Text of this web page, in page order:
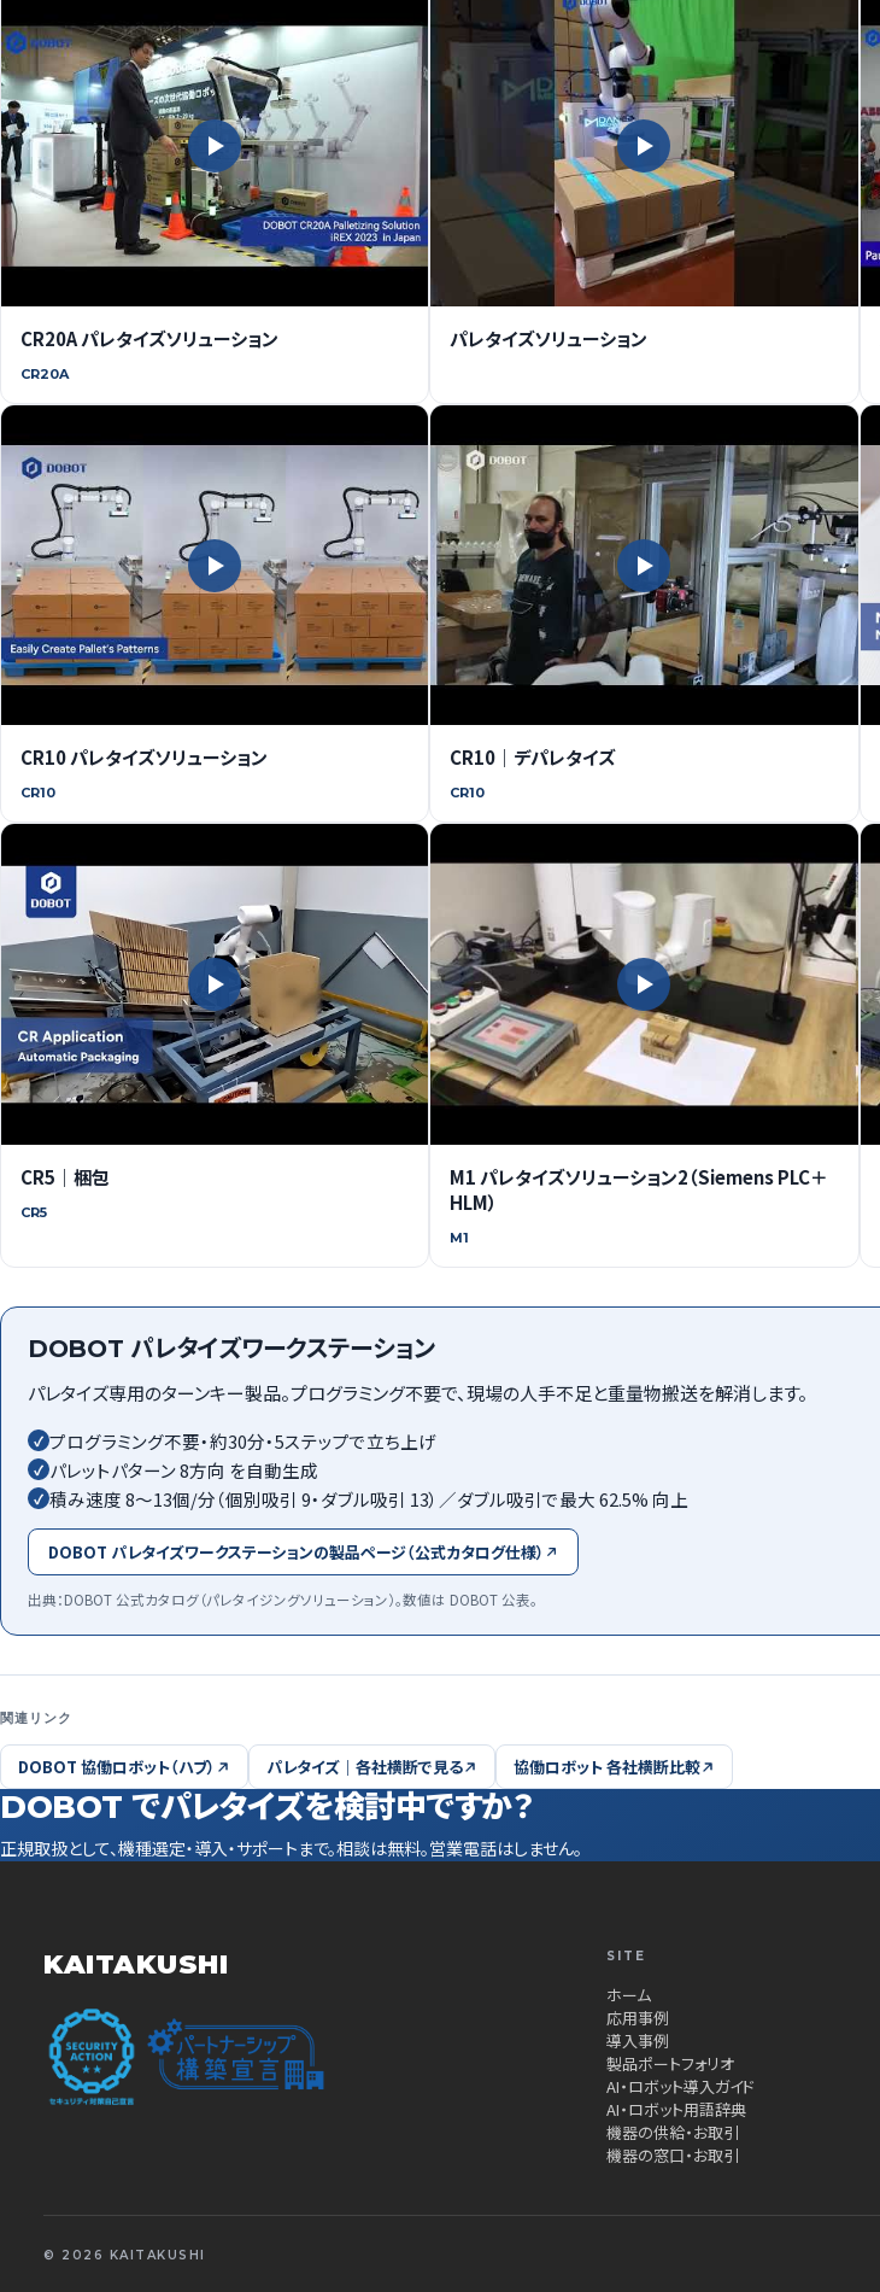
CR20A パレタイズソリューション
CR20A
パレタイズソリューション
CR10 パレタイズソリューション
CR10
CR10｜デパレタイズ
CR10
CR5｜梱包
CR5
M1 パレタイズソリューション2（Siemens PLC＋
HLM）
M1
DOBOT パレタイズワークステーション
パレタイズ専用のターンキー製品。プログラミング不要で、現場の人手不足と重量物搬送を解消します。
✓ プログラミング不要・約30分・5ステップで立ち上げ
✓ パレットパターン 8方向 を自動生成
✓ 積み速度 8〜13個/分（個別吸引 9・ダブル吸引 13）／ダブル吸引で最大 62.5% 向上
DOBOT パレタイズワークステーションの製品ページ（公式カタログ仕様）
出典：DOBOT 公式カタログ（パレタイジングソリューション）。数値は DOBOT 公表。
関連リンク
DOBOT 協働ロボット（ハブ） パレタイズ｜各社横断で見る 協働ロボット 各社横断比較
DOBOT でパレタイズを検討中ですか？
正規取扱として、機種選定・導入・サポートまで。相談は無料。営業電話はしません。
KAITAKUSHI SITE
ホーム
応用事例
導入事例
製品ポートフォリオ
AI・ロボット導入ガイド
AI・ロボット用語辞典
機器の供給・お取引
機器の窓口・お取引
© 2026 KAITAKUSHI